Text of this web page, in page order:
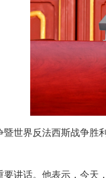
暨世界反法西斯战争
话。他表示，今天